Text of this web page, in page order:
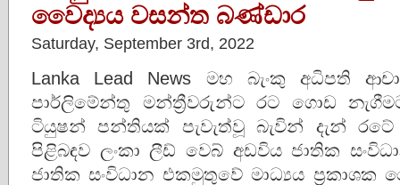
වෛද්‍යය වසන්ත බණ්ඩාර
Saturday, September 3rd, 2022
Lanka Lead News මහ බැංකු අධිපති
පාර්ලිමේන්තු මන්ත්‍රීවරුන්ට රට ගොඩ
ටියුෂන් පන්තියක් පැවැත්වූ බැවින් දැන්
පිළිබඳව ලංකා ලීඩ් වෙබ් අඩවිය ජාතික
ජාතික සංවිධාන එකමුතුවේ මාධ්‍යය